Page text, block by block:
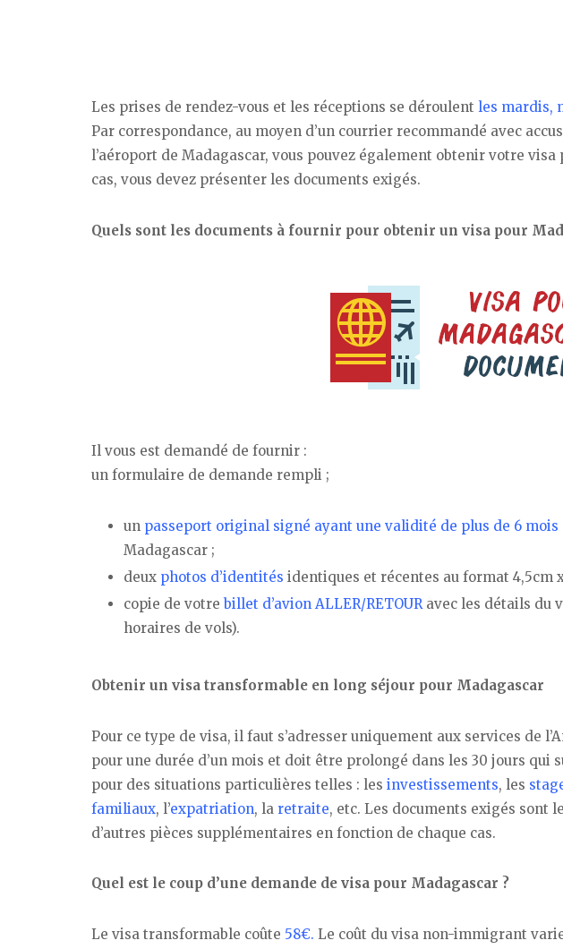
Les prises de rendez-vous et les réceptions se déroulent les mardis,
Par correspondance, au moyen d’un courrier recommandé avec
l’aéroport de Madagascar, vous pouvez également obtenir votre
cas, vous devez présenter les documents exigés.
Quels sont les documents à fournir pour obtenir un visa pour
Il vous est demandé de fournir :
un formulaire de demande rempli ;
un passeport original signé ayant une validité de plus de 6
Madagascar ;
deux photos d’identités identiques et récentes au format 4,5cm
copie de votrebillet d’avion ALLER/RETOURavec les détails du
horaires de vols).
Obtenir un visa transformable en long séjour pour Madagascar
Pour ce type de visa, il faut s’adresser uniquement aux services de
pour une durée d’un mois et doit être prolongé dans les 30 jours qui
pour des situations particulières telles : les investissements, les
familiaux, l’expatriation, la retraite, etc. Les documents exigés sont
d’autres pièces supplémentaires en fonction de chaque cas.
Quel est le coup d’une demande de visa pour Madagascar ?
Le visa transformable coûte 58€. Le coût du visa non-immigrant